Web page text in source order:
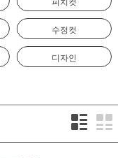
수정컷
디자인